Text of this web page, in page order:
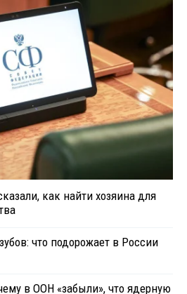
как найти хозяина для
что подорожает в России
в ООН «забыли», что ядерную